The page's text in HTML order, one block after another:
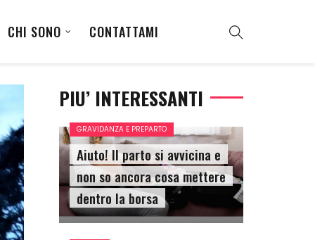
CHI SONO CONTATTAMI
PIU’ INTERESSANTI
GRAVIDANZA E PREPARTO
Aiuto! Il parto si avvicina e
non so ancora cosa mettere
dentro la borsa